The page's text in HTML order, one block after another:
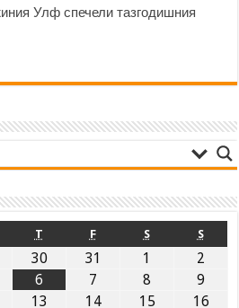
Улф спечели тазгодишния
T F S S
30 31 1
2
6 7 8
9
13 14 15 16